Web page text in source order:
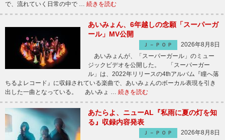
で、流れていく日常の中で … 続きを読む
あいみょん、6年越しの念願「スーパーガ
ール」MV公開
Ｊ－ＰＯＰ
2026年8月8日
あいみょんが、「スーパーガール」のミュー
ジックビデオを公開した。 「スーパーガー
ル」は、2022年リリースの4thアルバム『瞳へ落
ちるよレコード』に収録されている楽曲で、あいみょんのボーカル表現を引き
出した一曲となっている。 あいみょ … 続きを読む
あたらよ、ニューAL『私雨に夏の灯を知
る』収録内容発表
Ｊ－ＰＯＰ
2026年8月8日